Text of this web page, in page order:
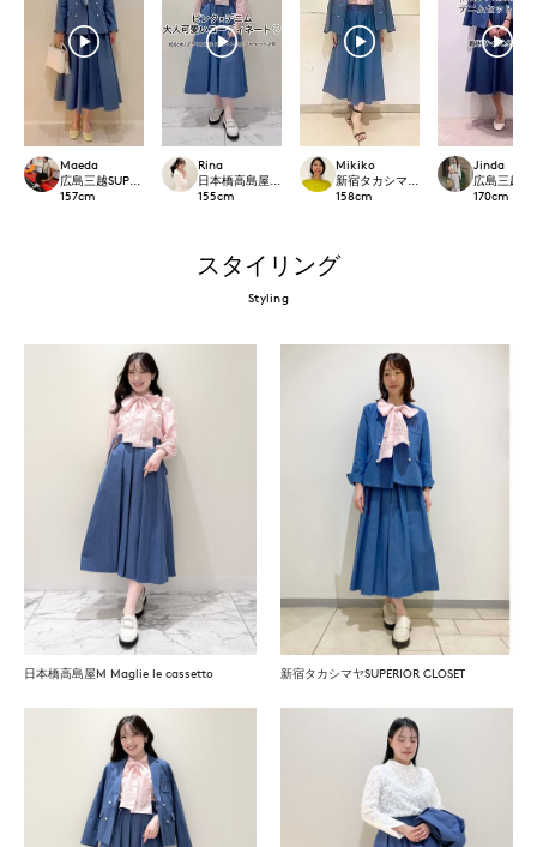
Maeda
広島三越SUPERIORCLOSET
157cm
Rina
日本橋高島屋M Maglie le cassetto
155cm
Mikiko
新宿タカシマヤSUPERIOR CLOSET
158cm
Jinda
広島三越
170cm
スタイリング
Styling
日本橋高島屋M Maglie le cassetto 新宿タカシマヤSUPERIOR CLOSET